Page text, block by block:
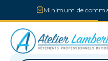
au
contenu
Minimum de